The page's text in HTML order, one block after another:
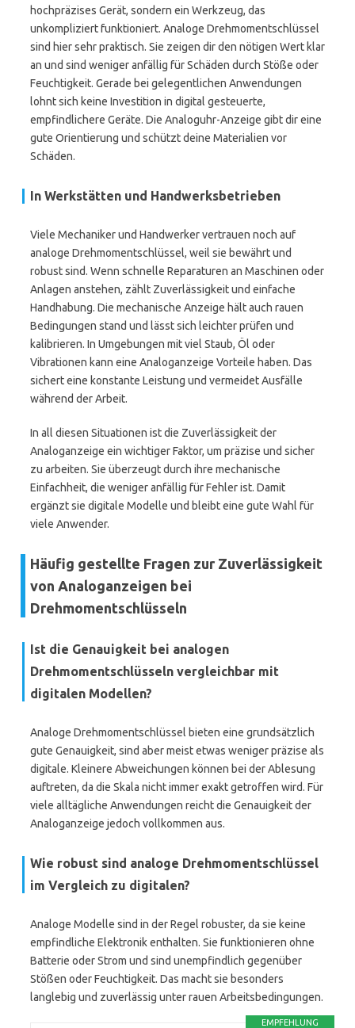
hochpräzises Gerät, sondern ein Werkzeug, das
unkompliziert funktioniert. Analoge Drehmomentschlüssel
sind hier sehr praktisch. Sie zeigen dir den nötigen Wert klar
an und sind weniger anfällig für Schäden durch Stöße oder
Feuchtigkeit. Gerade bei gelegentlichen Anwendungen
lohnt sich keine Investition in digital gesteuerte,
empfindlichere Geräte. Die Analoguhr-Anzeige gibt dir eine
gute Orientierung und schützt deine Materialien vor
Schäden.
In Werkstätten und Handwerksbetrieben
Viele Mechaniker und Handwerker vertrauen noch auf
analoge Drehmomentschlüssel, weil sie bewährt und
robust sind. Wenn schnelle Reparaturen an Maschinen oder
Anlagen anstehen, zählt Zuverlässigkeit und einfache
Handhabung. Die mechanische Anzeige hält auch rauen
Bedingungen stand und lässt sich leichter prüfen und
kalibrieren. In Umgebungen mit viel Staub, Öl oder
Vibrationen kann eine Analoganzeige Vorteile haben. Das
sichert eine konstante Leistung und vermeidet Ausfälle
während der Arbeit.
In all diesen Situationen ist die Zuverlässigkeit der
Analoganzeige ein wichtiger Faktor, um präzise und sicher
zu arbeiten. Sie überzeugt durch ihre mechanische
Einfachheit, die weniger anfällig für Fehler ist. Damit
ergänzt sie digitale Modelle und bleibt eine gute Wahl für
viele Anwender.
Häufig gestellte Fragen zur Zuverlässigkeit
von Analoganzeigen bei
Drehmomentschlüsseln
Ist die Genauigkeit bei analogen
Drehmomentschlüsseln vergleichbar mit
digitalen Modellen?
Analoge Drehmomentschlüssel bieten eine grundsätzlich
gute Genauigkeit, sind aber meist etwas weniger präzise als
digitale. Kleinere Abweichungen können bei der Ablesung
auftreten, da die Skala nicht immer exakt getroffen wird. Für
viele alltägliche Anwendungen reicht die Genauigkeit der
Analoganzeige jedoch vollkommen aus.
Wie robust sind analoge Drehmomentschlüssel
im Vergleich zu digitalen?
Analoge Modelle sind in der Regel robuster, da sie keine
empfindliche Elektronik enthalten. Sie funktionieren ohne
Batterie oder Strom und sind unempfindlich gegenüber
Stößen oder Feuchtigkeit. Das macht sie besonders
langlebig und zuverlässig unter rauen Arbeitsbedingungen.
EMPFEHLUNG